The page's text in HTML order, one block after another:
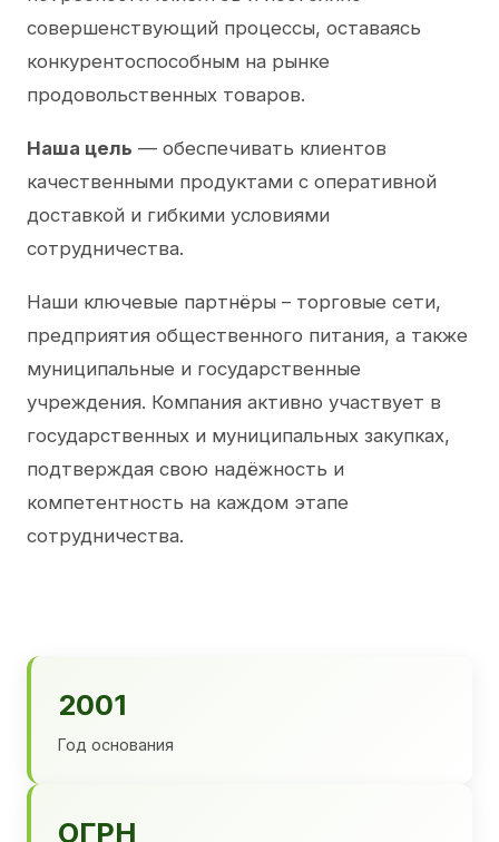
совершенствующий процессы, оставаясь
конкурентоспособным на рынке
продовольственных товаров.
Наша цель — обеспечивать клиентов
качественными продуктами с оперативной
доставкой и гибкими условиями
сотрудничества.
Наши ключевые партнёры – торговые сети,
предприятия общественного питания, а также
муниципальные и государственные
учреждения. Компания активно участвует в
государственных и муниципальных закупках,
подтверждая свою надёжность и
компетентность на каждом этапе
сотрудничества.
2001
Год основания
ОГРН